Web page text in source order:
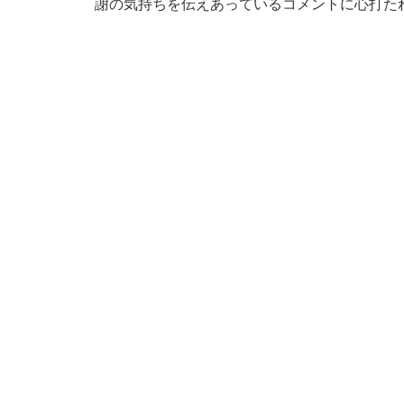
謝の気持ちを伝えあっているコメントに心打た